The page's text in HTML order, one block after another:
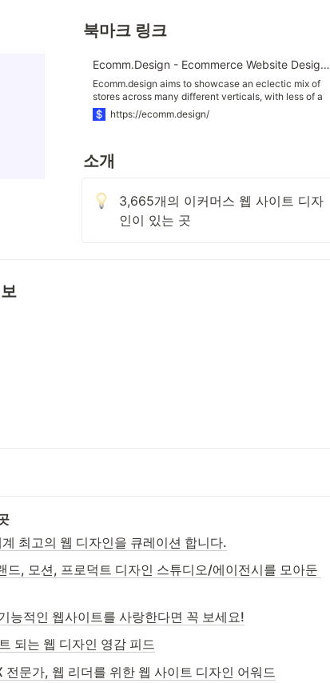
북마크 링크
Ecomm.Design - Ecommerce Website Design Gallery and Tech Inspiration
Ecomm.design aims to showcase an eclectic mix of
stores across many different verticals, with less of a
focus on front-end experimentation and more on the
metrics and UX practices that matter to ecommerce.
https://ecomm.design/
소개
3,665개의 이커머스 웹 사이트 디자
인이 있는 곳
최고의 웹 디자인을 큐레이션 합니다.
, 모션, 프로덕트 디자인 스튜디오/에이전시를 모아둔
적인 웹사이트를 사랑한다면 꼭 보세요!
되는 웹 디자인 영감 피드
문가, 웹 리더를 위한 웹 사이트 디자인 어워드